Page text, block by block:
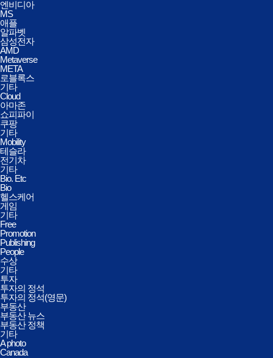
엔비디아
MS
애플
알파벳
삼성전자
AMD
Metaverse
META
로블록스
기타
Cloud
아마존
쇼피파이
쿠팡
기타
Mobility
테슬라
전기차
기타
Bio. Etc
Bio
헬스케어
게임
기타
Free
Promotion
Publishing
People
수상
기타
투자
투자의 정석
투자의 정석(영문)
부동산
부동산 뉴스
부동산 정책
기타
A photo
Canada